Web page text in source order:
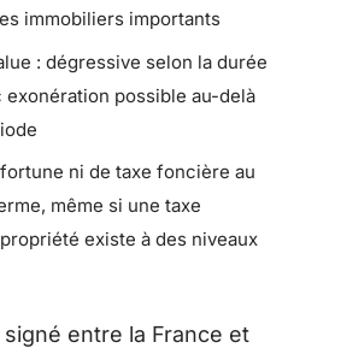
immobiliers importants
: dégressive selon la durée
possible au-delà
fortune ni de taxe foncière au
même si une taxe
existe à des niveaux
signé entre la France et